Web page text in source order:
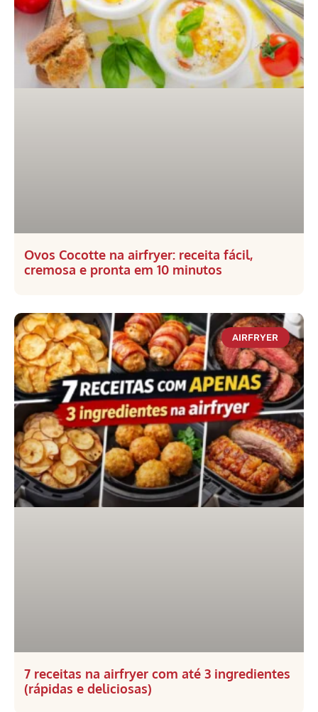
Ovos Cocotte na airfryer: receita fácil,
cremosa e pronta em 10 minutos
AIRFRYER
7 receitas na airfryer com até 3 ingredientes
(rápidas e deliciosas)